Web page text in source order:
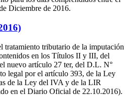
Diciembre de 2016.
tratamiento tributario de la imputación
en los Títulos II y III, del
nuevo artículo 27 ter, del D.L. N°
legal por el artículo 393, de la Ley
de la Ley del IVA y de la LIR
en el Diario Oficial de 22.10.2016).